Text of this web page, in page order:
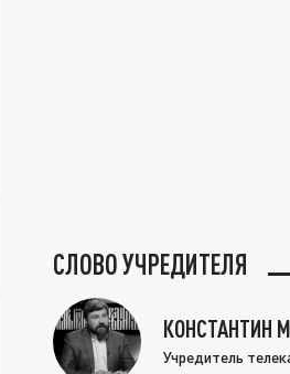
СЛОВО УЧРЕДИТЕЛЯ
КОНСТАНТИН
Учредитель